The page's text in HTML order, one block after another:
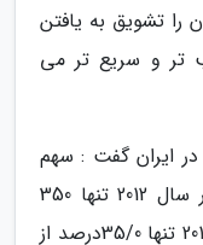
را تشویق به یافتن
تر و سریع تر می
ایران گفت : سهم
ایران از راه جذب این نوع گردشگر در سال 2012 تنها 350
میلیون دلار بوده است؛ یعنی در سال 2012 تنها 35/0درصد از